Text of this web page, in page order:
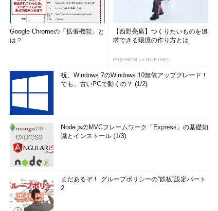
Google Chromeの「拡張機能」と
は？
【西野亮廣】つくりたいものを追
求できる環境の作り方とは
PR(FINCHI on GOETHE)
祝、Windows 7のWindows 10無償アップグレード！
でも、古いPCで動くの？ (1/2)
Node.jsのMVCフレームワーク「Express」の基礎知
識とインストール (1/3)
まだあるぞ！ グループポリシーの“鉄板”設定パート
2